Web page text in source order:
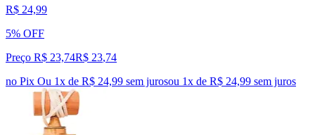
R$ 24,99
5% OFF
Preço R$ 23,74R$ 23,74
no Pix Ou 1x de R$ 24,99 sem jurosou 1x de R$ 24,99 sem juros